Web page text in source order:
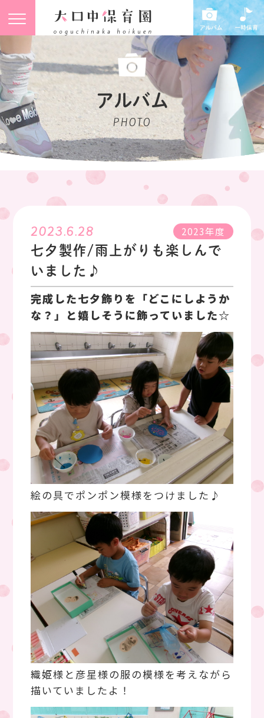
アルバム
PHOTO
2023.6.28 2023年度
七夕製作/雨上がりも楽しんで
いました♪
完成した七夕飾りを「どこにしようか
な？」と嬉しそうに飾っていました☆
絵の具でポンポン模様をつけました♪
織姫様と彦星様の服の模様を考えながら
描いていましたよ！